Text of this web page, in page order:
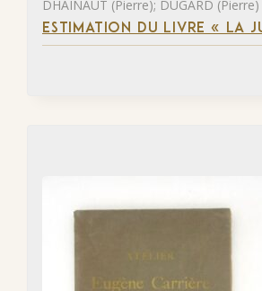
DHAINAUT (Pierre); DUGARD (Pierre)
ESTIMATION DU LIVRE « LA